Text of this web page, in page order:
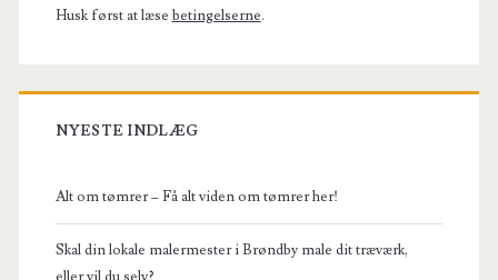
Husk først at læse betingelserne.
NYESTE INDLÆG
Alt om tømrer – Få alt viden om tømrer her!
Skal din lokale malermester i Brøndby male dit træværk,
eller vil du selv?